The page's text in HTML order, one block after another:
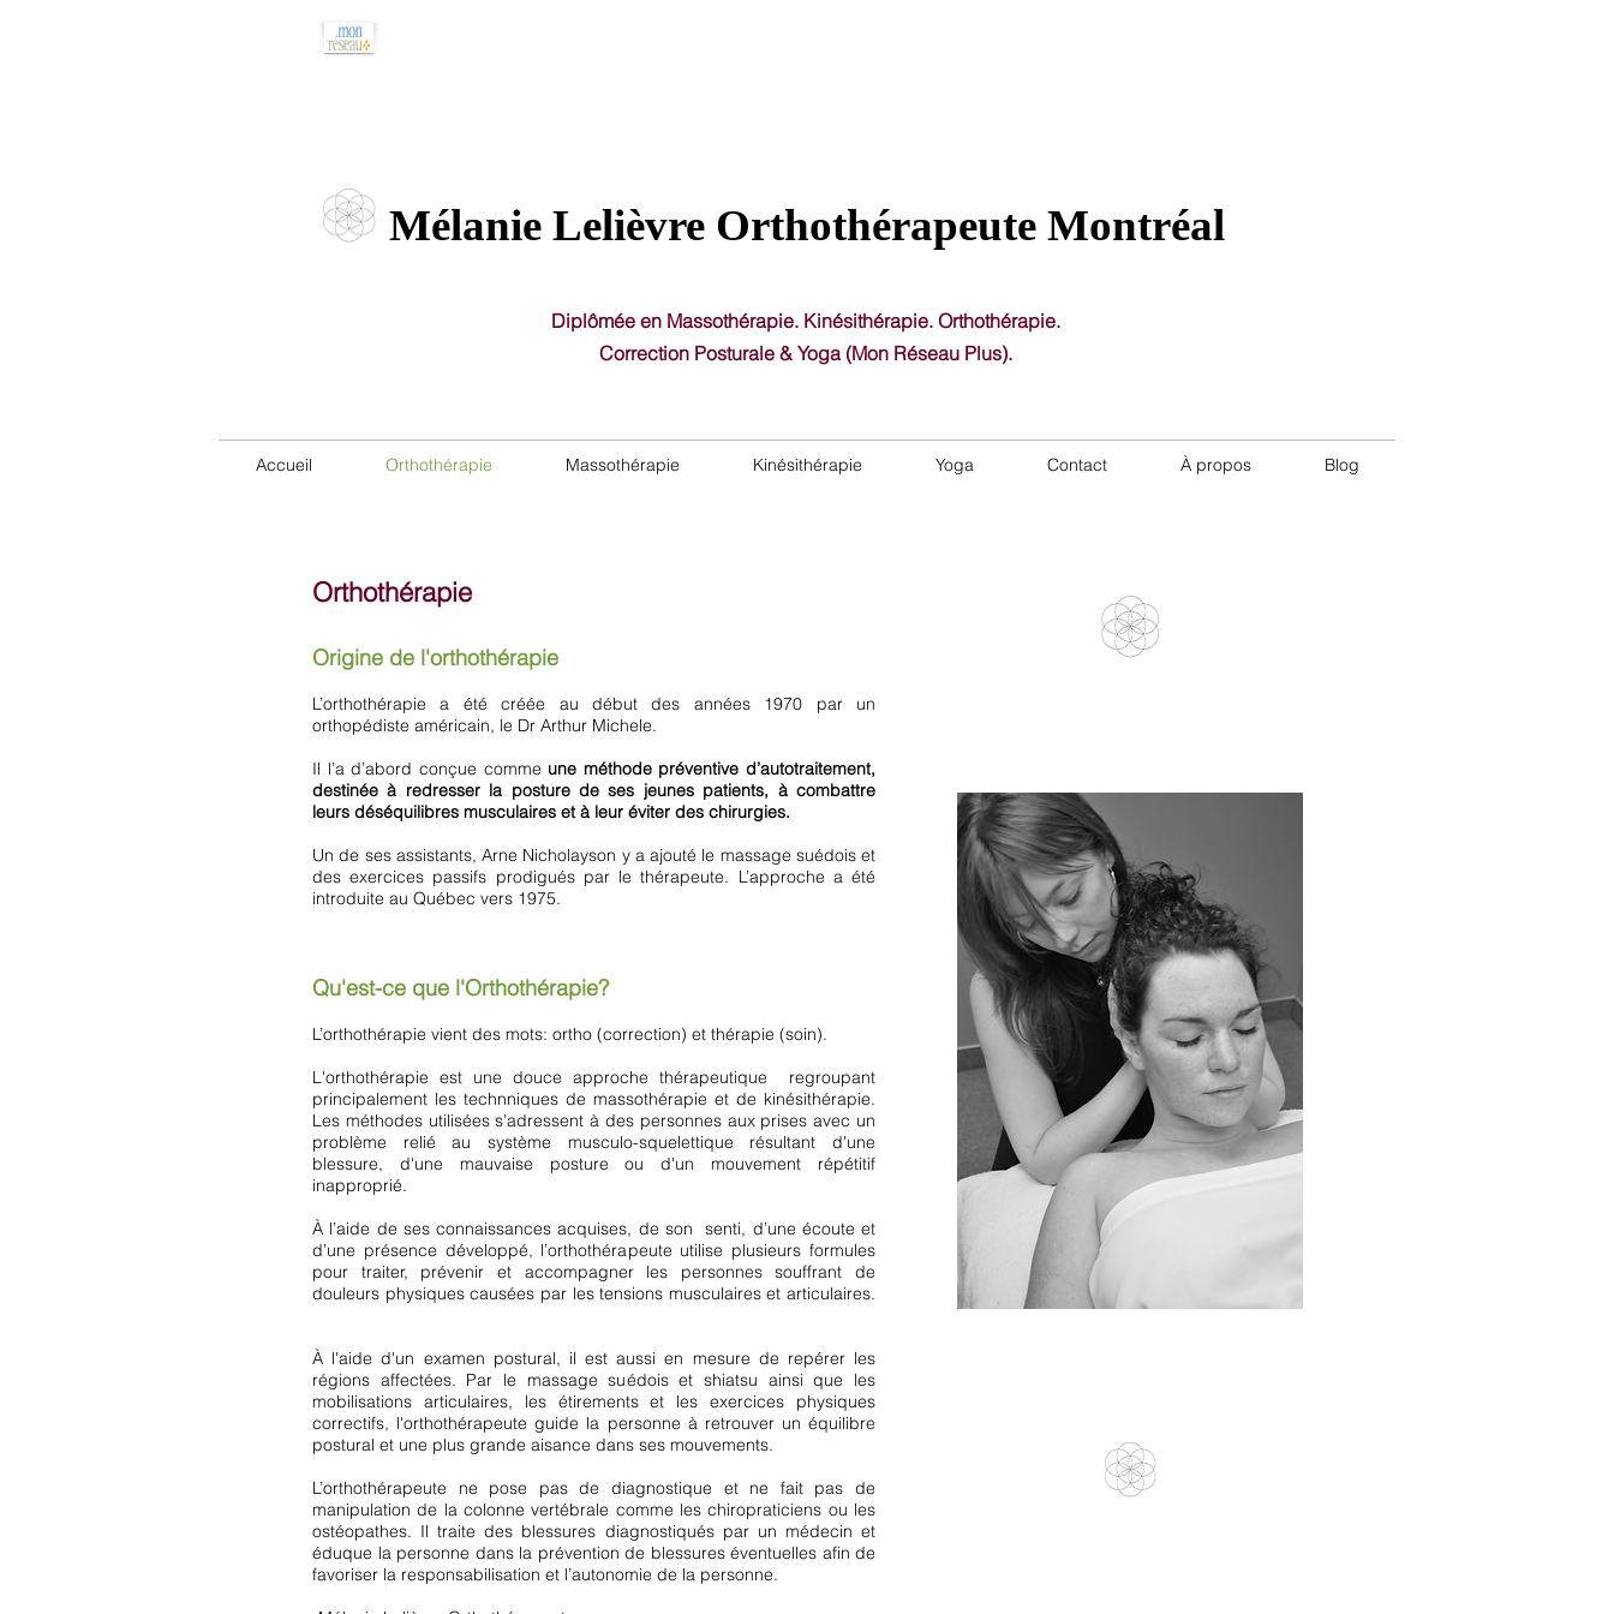
Mélanie Lelièvre Orthothérapeute Montréal
Diplômée en Massothérapie. Kinésithérapie. Orthothérapie.
Correction Posturale & Yoga (Mon Réseau Plus).
Accueil Orthothérapie Massothérapie Kinésithérapie Yoga Contact À propos Blog
Orthothérapie
Origine de l'orthothérapie
L’orthothérapie a été créée au début des années 1970 par un
orthopédiste américain, le Dr Arthur Michele.
Il l’a d’abord conçue comme une méthode préventive d’autotraitement,
destinée à redresser la posture de ses jeunes patients, à combattre
leurs déséquilibres musculaires et à leur éviter des chirurgies.
Un de ses assistants, Arne Nicholayson y a ajouté le massage suédois et
des exercices passifs prodigués par le thérapeute. L’approche a été
introduite au Québec vers 1975.
Qu'est-ce que l'Orthothérapie?
L’orthothérapie vient des mots: ortho (correction) et thérapie (soin).
L'orthothérapie est une douce approche thérapeutique regroupant
principalement les technniques de massothérapie et de kinésithérapie.
Les méthodes utilisées s’adressent à des personnes aux prises avec un
problème relié au système musculo-squelettique résultant d'une
blessure, d'une mauvaise posture ou d'un mouvement répétitif
inapproprié.
À l’aide de ses connaissances acquises, de son senti, d’une écoute et
d’une présence développé, l’orthothérapeute utilise plusieurs formules
pour traiter, prévenir et accompagner les personnes souffrant de
douleurs physiques causées par les tensions musculaires et articulaires.
À l'aide d'un examen postural, il est aussi en mesure de repérer les
régions affectées. Par le massage suédois et shiatsu ainsi que les
mobilisations articulaires, les étirements et les exercices physiques
correctifs, l'orthothérapeute guide la personne à retrouver un équilibre
postural et une plus grande aisance dans ses mouvements.
L’orthothérapeute ne pose pas de diagnostique et ne fait pas de
manipulation de la colonne vertébrale comme les chiropraticiens ou les
ostéopathes. Il traite des blessures diagnostiqués par un médecin et
éduque la personne dans la prévention de blessures éventuelles afin de
favoriser la responsabilisation et l’autonomie de la personne.